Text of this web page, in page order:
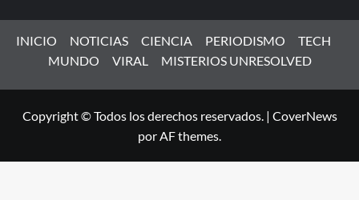
INICIO NOTICIAS CIENCIA PERIODISMO
TECH
MUNDO
VIRAL MISTERIOS UNRESOLVED
Copyright © Todos los derechos reservados. | CoverNews
por AF themes.